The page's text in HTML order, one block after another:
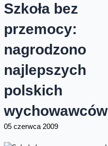
Szkoła bez
przemocy:
nagrodzono
najlepszych
polskich
wychowawców
05 czerwca 2009